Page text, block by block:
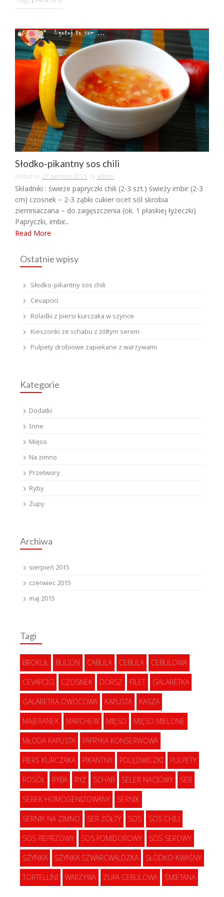
Słodko-pikantny sos chili
Posted on 27 sierpnia 2015 byadmin
Składniki : świeże papryczki chili (2-3 szt.) świeży imbir (2-3
cm) czosnek – 2-3 ząbki cukier ocet sól skrobia
ziemniaczana – do zagęszczenia (ok. 1 płaskiej łyżeczki)
Papryczki, imbir...
Read More
Ostatnie wpisy
Słodko-pikantny sos chili
Cevapcici
Roladki z piersi kurczaka w szynce
Kieszonki ze schabu z żółtym serem
Pulpety drobiowe zapiekane z warzywami
Kategorie
Dodatki
Inne
Mięso
Na zimno
Przetwory
Ryby
Zupy
Archiwa
sierpień 2015
czerwiec 2015
maj 2015
Tagi
BROKUŁ BULION CABULA CEBULA CEBULOWA
CEVAPCICI CZOSNEK DORSZ FILET GALARETKA
GALARETKA OWOCOWA KAPUSTA KASZA
MAJERANEK MARCHEW MIĘSO MIĘSO MIELONE
MŁODA KAPUSTA PAPRYKA KONSERWOWA
PIERŚ KURCZAKA PIKANTNY POLĘDWICZKI PULPETY
ROSÓŁ RYBA RYŻ SCHAB SELER NACIOWY SER
SEREK HOMOGENIZOWANY SERNIK
SERNIK NA ZIMNO SER ŻÓŁTY SOS SOS CHILI
SOS PIEPRZOWY SOS POMIDOROWY SOS SEROWY
SZYNKA SZYNKA SZWARCWALDZKA SŁODKO-KWAŚNY
TORTELLINI WARZYWA ZUPA CEBULOWA ŚMIETANA